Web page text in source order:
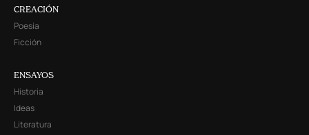
CREACIÓN
Poesía
Ficción
ENSAYOS
Historia
Ideas
Literatura